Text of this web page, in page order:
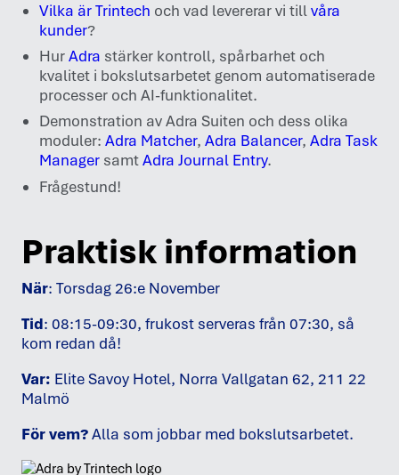
Vilka är Trintech och vad levererar vi tillvåra
kunder?
HurAdra stärker kontroll, spårbarhet och
kvalitet i bokslutsarbetet genom automatiserade
processer och AI-funktionalitet.
Demonstration av Adra Suiten och dess olika
moduler: Adra Matcher, Adra Balancer, Adra Task
ManagersamtAdra Journal Entry.
Frågestund!
Praktisk information
När: Torsdag 26:e November
Tid: 08:15-09:30, frukost serveras från 07:30, så
kom redan då!
Var: Elite Savoy Hotel, Norra Vallgatan 62, 211 22
Malmö
För vem?Alla som jobbar med bokslutsarbetet.